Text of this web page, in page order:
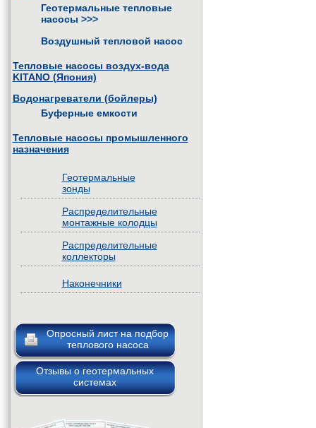
Геотермальные тепловые
насосы >>>
Воздушный тепловой насос
Тепловые насосы воздух-вода
KITANO (Япония)
Водонагреватели (бойлеры)
Буферные емкости
Тепловые насосы промышленного
назначения
Геотермальные
зонды
Распределительные
монтажные колодцы
Распределительные
коллекторы
Наконечники
Опросный лист на подбор
теплового насоса
Отзывы о геотермальных
системах